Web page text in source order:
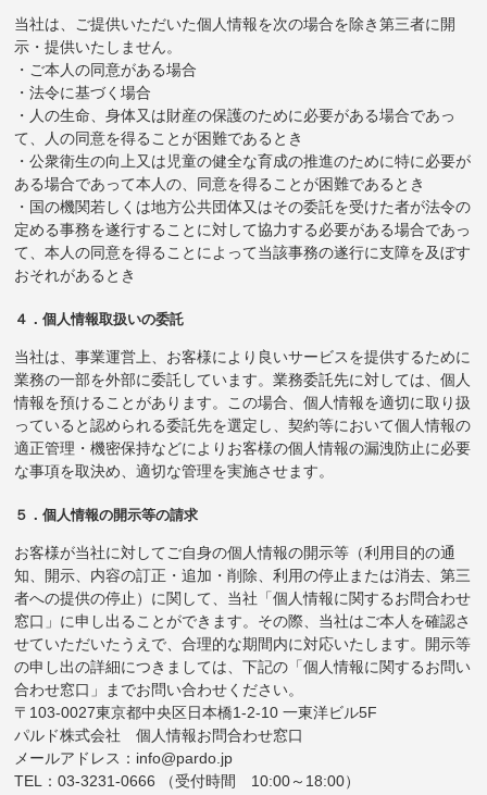
当社は、ご提供いただいた個人情報を次の場合を除き第三者に開
示・提供いたしません。
・ご本人の同意がある場合
・法令に基づく場合
・人の生命、身体又は財産の保護のために必要がある場合であっ
て、人の同意を得ることが困難であるとき
・公衆衛生の向上又は児童の健全な育成の推進のために特に必要が
ある場合であって本人の、同意を得ることが困難であるとき
・国の機関若しくは地方公共団体又はその委託を受けた者が法令の
定める事務を遂行することに対して協力する必要がある場合であっ
て、本人の同意を得ることによって当該事務の遂行に支障を及ぼす
おそれがあるとき
４．個人情報取扱いの委託
当社は、事業運営上、お客様により良いサービスを提供するために
業務の一部を外部に委託しています。業務委託先に対しては、個人
情報を預けることがあります。この場合、個人情報を適切に取り扱
っていると認められる委託先を選定し、契約等において個人情報の
適正管理・機密保持などによりお客様の個人情報の漏洩防止に必要
な事項を取決め、適切な管理を実施させます。
５．個人情報の開示等の請求
お客様が当社に対してご自身の個人情報の開示等（利用目的の通
知、開示、内容の訂正・追加・削除、利用の停止または消去、第三
者への提供の停止）に関して、当社「個人情報に関するお問合わせ
窓口」に申し出ることができます。その際、当社はご本人を確認さ
せていただいたうえで、合理的な期間内に対応いたします。開示等
の申し出の詳細につきましては、下記の「個人情報に関するお問い
合わせ窓口」までお問い合わせください。
〒103-0027東京都中央区日本橋1-2-10 一東洋ビル5F
パルド株式会社 個人情報お問合わせ窓口
メールアドレス：info@pardo.jp
TEL：03-3231-0666 （受付時間 10:00～18:00）